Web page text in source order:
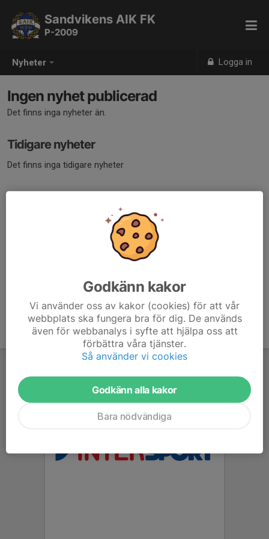
Nyheter Logga in
Sandvikens AIK FK
P-2009
Ingen nyhet publicerad
Det finns inga nyheter än.
Tidigare nyheter
Det finns inga tidigare nyheter
Godkänn kakor
Vi använder oss av kakor (cookies) för att vår
webbplats ska fungera bra för dig. De används
även för webbanalys i syfte att hjälpa oss att
förbättra våra tjänster.
Så använder vi cookies
Godkänn alla kakor
Bara nödvändiga